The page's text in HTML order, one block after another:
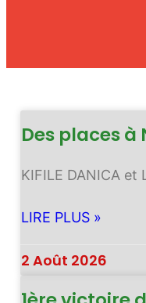
Des places
KIFILE DANICA et
LIRE PLUS »
2 Août 2026